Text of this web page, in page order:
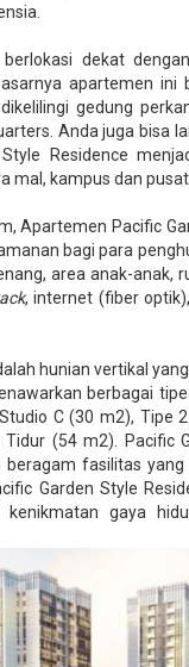
dekat
apartemen ini
gedung
Anda juga bisa
Residence
mal, kampus dan
Apartemen Pacific
bagi para
area anak-anak,
, internet (fiber
hunian vertikal
berbagai
C (30 m2), Tipe
(54 m2). Pacific
fasilitas
Garden Style
kenikmatan gaya